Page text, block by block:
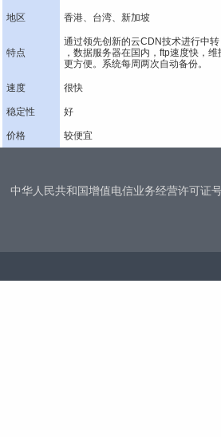
地区 香港、台湾、新加坡
特点
通过领先创新的云CDN技术进行中转
，数据服务器在国内，ftp速度快，维
更方便。系统每周两次自动备份。
速度 很快
稳定性 好
价格 较便宜
中华人民共和国增值电信业务经营许可证